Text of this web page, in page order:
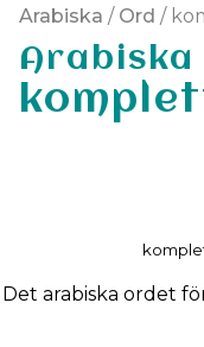
Arabiska / Ord /
Det arabiska ordet